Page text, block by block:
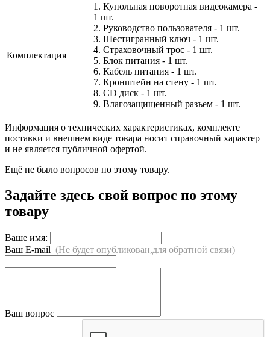
Комплектация
1. Купольная поворотная видеокамера -
1 шт.
2. Руководство пользователя - 1 шт.
3. Шестигранный ключ - 1 шт.
4. Страховочный трос - 1 шт.
5. Блок питания - 1 шт.
6. Кабель питания - 1 шт.
7. Кронштейн на стену - 1 шт.
8. CD диск - 1 шт.
9. Влагозащищенный разъем - 1 шт.
Информация о технических характеристиках, комплекте
поставки и внешнем виде товара носит справочный характер
и не является публичной офертой.
Ещё не было вопросов по этому товару.
Задайте здесь свой вопрос по этому
товару
Ваше имя:
Ваш E-mail (Не будет опубликован,для обратной связи)
Ваш вопрос